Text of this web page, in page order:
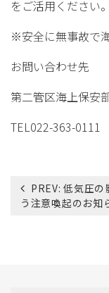
をご活用ください。
※安全に無事故で
お問い合わせ先
第二管区海上保安
TEL022-363-0111
投
PREV: 低気圧の
う注意喚起のお知